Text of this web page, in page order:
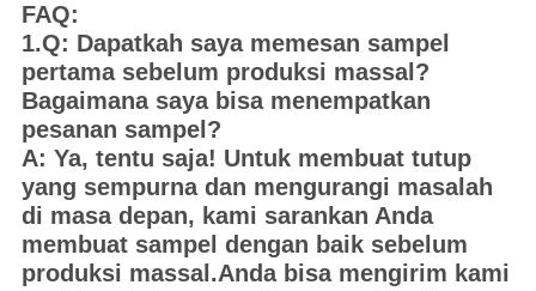
FAQ:
1.Q: Dapatkah saya memesan sampel
pertama sebelum produksi massal?
Bagaimana saya bisa menempatkan
pesanan sampel?
A: Ya, tentu saja! Untuk membuat tutup
yang sempurna dan mengurangi masalah
di masa depan, kami sarankan Anda
membuat sampel dengan baik sebelum
produksi massal.Anda bisa mengirim kami